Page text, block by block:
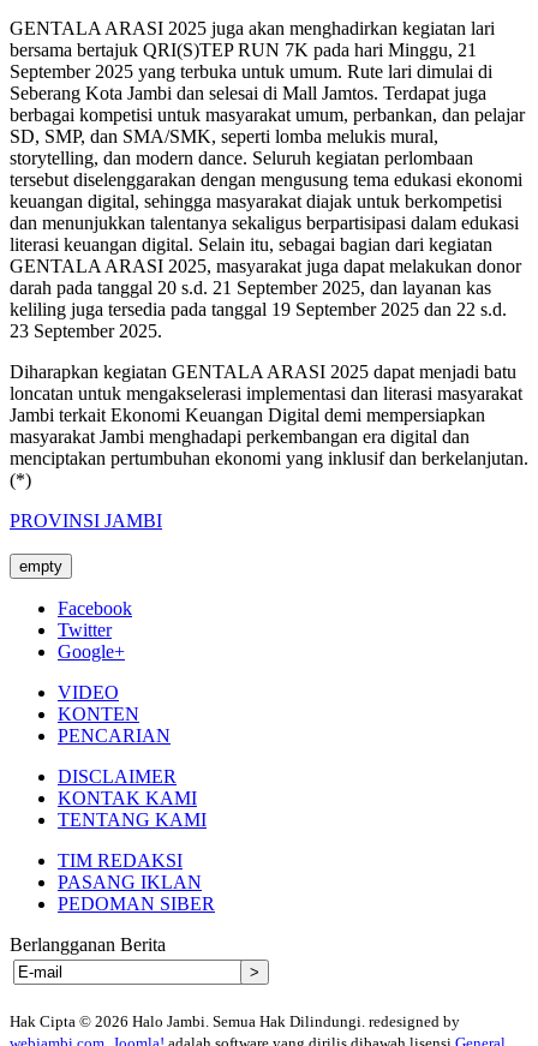
GENTALA ARASI 2025 juga akan menghadirkan kegiatan lari
bersama bertajuk QRI(S)TEP RUN 7K pada hari Minggu, 21
September 2025 yang terbuka untuk umum. Rute lari dimulai di
Seberang Kota Jambi dan selesai di Mall Jamtos. Terdapat juga
berbagai kompetisi untuk masyarakat umum, perbankan, dan pelajar
SD, SMP, dan SMA/SMK, seperti lomba melukis mural,
storytelling, dan modern dance. Seluruh kegiatan perlombaan
tersebut diselenggarakan dengan mengusung tema edukasi ekonomi
keuangan digital, sehingga masyarakat diajak untuk berkompetisi
dan menunjukkan talentanya sekaligus berpartisipasi dalam edukasi
literasi keuangan digital. Selain itu, sebagai bagian dari kegiatan
GENTALA ARASI 2025, masyarakat juga dapat melakukan donor
darah pada tanggal 20 s.d. 21 September 2025, dan layanan kas
keliling juga tersedia pada tanggal 19 September 2025 dan 22 s.d.
23 September 2025.
Diharapkan kegiatan GENTALA ARASI 2025 dapat menjadi batu
loncatan untuk mengakselerasi implementasi dan literasi masyarakat
Jambi terkait Ekonomi Keuangan Digital demi mempersiapkan
masyarakat Jambi menghadapi perkembangan era digital dan
menciptakan pertumbuhan ekonomi yang inklusif dan berkelanjutan.
(*)
PROVINSI JAMBI
empty
Facebook
Twitter
Google+
VIDEO
KONTEN
PENCARIAN
DISCLAIMER
KONTAK KAMI
TENTANG KAMI
TIM REDAKSI
PASANG IKLAN
PEDOMAN SIBER
Berlangganan Berita
Hak Cipta © 2026 Halo Jambi. Semua Hak Dilindungi. redesigned by